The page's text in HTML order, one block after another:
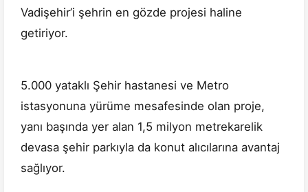
Vadişehir’i şehrin en gözde projesi haline
getiriyor.
5.000 yataklı Şehir hastanesi ve Metro
istasyonuna yürüme mesafesinde olan proje,
yanı başında yer alan 1,5 milyon metrekarelik
devasa şehir parkıyla da konut alıcılarına avantaj
sağlıyor.